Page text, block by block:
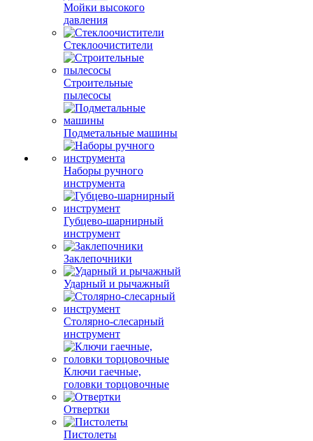
Мойки высокого
давления
Стеклоочистители
Строительные
пылесосы
Подметальные машины
Наборы ручного
инструмента
Губцево-шарнирный
инструмент
Заклепочники
Ударный и рычажный
Столярно-слесарный
инструмент
Ключи гаечные,
головки торцовочные
Отвертки
Пистолеты